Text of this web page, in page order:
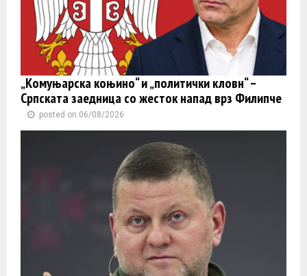
„Комуњарска коњино“ и „политички кловн“ –
Српската заедница со жесток напад врз Филипче
posted on 06/08/2026